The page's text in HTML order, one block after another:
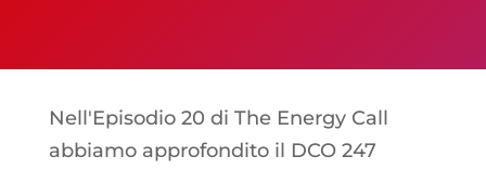
Nell'Episodio 20 di The Energy Call
abbiamo approfondito il DCO 247